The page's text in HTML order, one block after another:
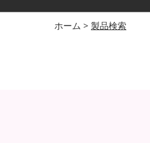
進
む
ホーム > 製品検索